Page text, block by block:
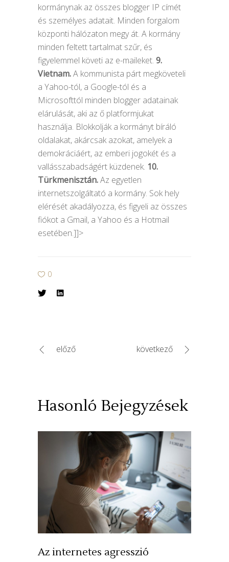
kormánynak az összes blogger IP címét
és személyes adatait. Minden forgalom
központi hálózaton megy át. A kormány
minden feltett tartalmat szűr, és
figyelemmel követi az e-maileket. 9.
Vietnam.A kommunista párt megköveteli
a Yahoo-tól, a Google-tól és a
Microsofttól minden blogger adatainak
elárulását, aki az ő platformjukat
használja. Blokkolják a kormányt bíráló
oldalakat, akárcsak azokat, amelyek a
demokráciáért, az emberi jogokét és a
vallásszabadságért küzdenek. 10.
Türkmenisztán.Az egyetlen
internetszolgáltató a kormány. Sok hely
elérését akadályozza, és figyeli az összes
fiókot a Gmail, a Yahoo és a Hotmail
esetében.]]>
0
előző következő
Hasonló Bejegyzések
Az internetes agresszió